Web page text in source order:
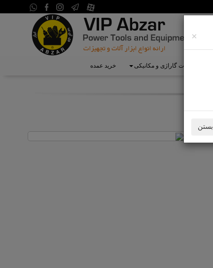
تجهیزات گاراژی و مکانیکی خرید عمده
×
بستن